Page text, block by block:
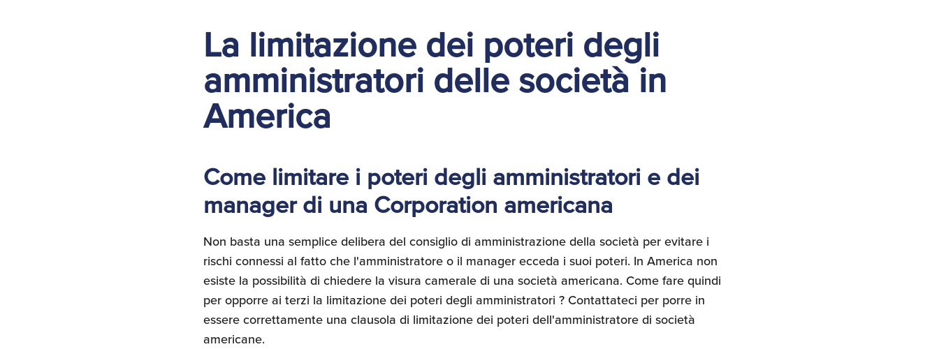
La limitazione dei poteri degli
amministratori delle società in
America
Come limitare i poteri degli amministratori e dei
manager di una Corporation americana
Non basta una semplice delibera del consiglio di amministrazione della società per evitare i
rischi connessi al fatto che l'amministratore o il manager ecceda i suoi poteri. In America non
esiste la possibilità di chiedere la visura camerale di una società americana. Come fare quindi
per opporre ai terzi la limitazione dei poteri degli amministratori ? Contattateci per porre in
essere correttamente una clausola di limitazione dei poteri dell'amministratore di società
americane.